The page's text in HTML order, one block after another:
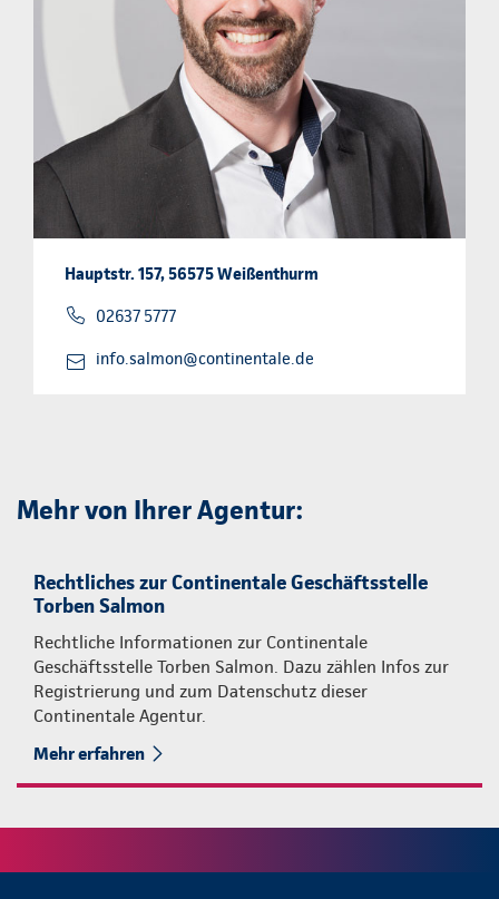
Hauptstr. 157, 56575 Weißenthurm
02637 5777
info.salmon@continentale.de
Mehr von Ihrer Agentur:
Rechtliches zur Continentale Geschäftsstelle
Torben Salmon
Rechtliche Informationen zur Continentale
Geschäftsstelle Torben Salmon. Dazu zählen Infos zur
Registrierung und zum Datenschutz dieser
Continentale Agentur.
Mehr erfahren